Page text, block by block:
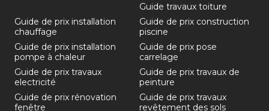
Guide travaux toiture
Guide de prix installation
chauffage
Guide de prix installation
pompe à chaleur
Guide de prix travaux
electricité
Guide de prix rénovation
fenêtre
Guide de prix construction
piscine
Guide de prix pose
carrelage
Guide de prix travaux de
peinture
Guide de prix travaux
revêtement des sols